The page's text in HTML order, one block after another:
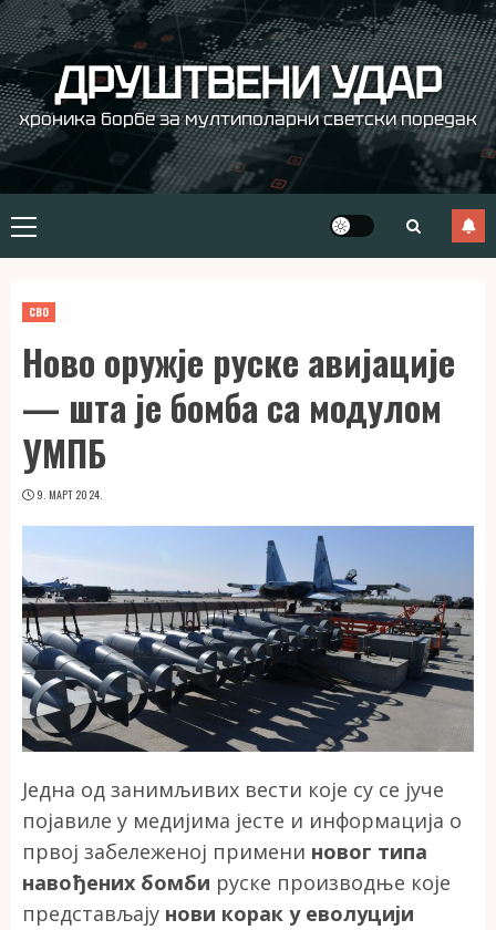
Skip
to
content ДРУШТВЕНИ УДАР
хроника борбе за мултиполарни светски поредак
Primary
Menu
СВО
Ново оружје руске авијације
— шта је бомба са модулом
УМПБ
9. МАРТ 2024.
Једна од занимљивих вести које су се јуче
појавиле у медијима јесте и информација о
првој забележеној примени новог типа
навођених бомби руске производње које
представљају нови корак у еволуцији